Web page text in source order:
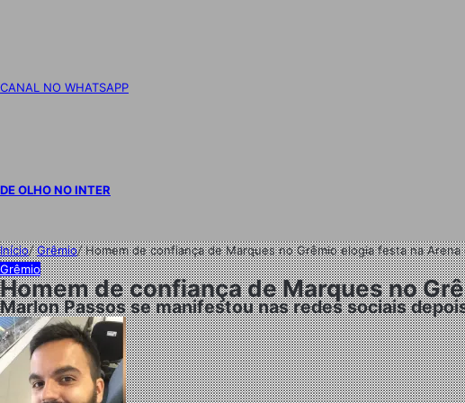
CANAL NO WHATSAPP
DE OLHO NO INTER
Início/Grêmio/Homem de confiança de Marques no Grêmio elogia festa na
Grêmio
Homem de confiança de Marques no
Marlon Passos se manifestou nas redes sociais